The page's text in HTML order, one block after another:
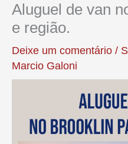
Aluguel de van
e região.
Deixe um comentário /
Marcio Galoni